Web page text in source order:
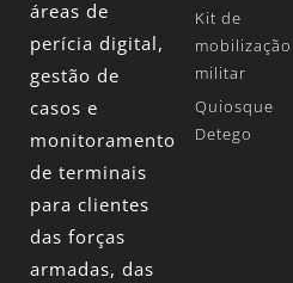
áreas de
perícia digital,
gestão de
casos e
monitoramento
de terminais
para clientes
das forças
armadas, das
Kit de
mobilização
militar
Quiosque
Detego